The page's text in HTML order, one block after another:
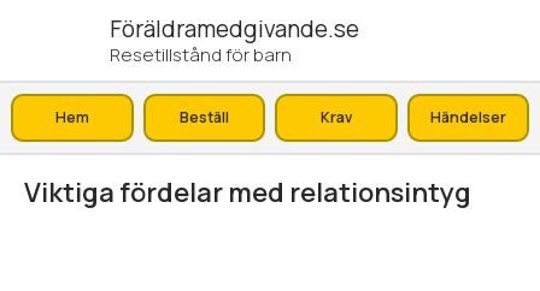
Föräldramedgivande.se
Resetillstånd för barn
Hem Beställ Krav Händelser
Viktiga fördelar med relationsintyg